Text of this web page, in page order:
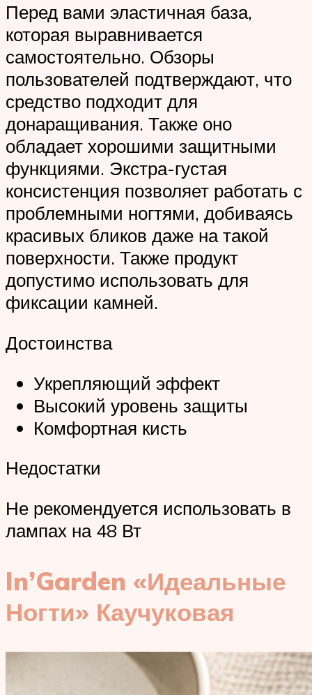
Перед вами эластичная база,
которая выравнивается
самостоятельно. Обзоры
пользователей подтверждают, что
средство подходит для
донаращивания. Также оно
обладает хорошими защитными
функциями. Экстра-густая
консистенция позволяет работать с
проблемными ногтями, добиваясь
красивых бликов даже на такой
поверхности. Также продукт
допустимо использовать для
фиксации камней.
Достоинства
Укрепляющий эффект
Высокий уровень защиты
Комфортная кисть
Недостатки
Не рекомендуется использовать в
лампах на 48 Вт
In’Garden «Идеальные
Ногти» Каучуковая